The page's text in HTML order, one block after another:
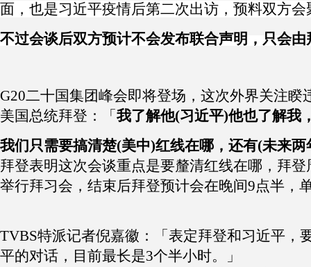
面，也是习近平疫情后第二次出访，预料双方
不过会谈后双方预计不会发布联合声明，只会
G20二十国集团峰会即将登场，这次外界关注
美国总统拜登：「 我了解他(习近平)他也了解我
我们只需要搞清楚(美中)红线在哪，还有(未来
拜登表明这次会谈重点是要釐清红线在哪，拜
举行拜习会，结束后拜登预计会在晚间9点半，
TVBS特派记者倪嘉徽：「表定拜登和习近平，
平的对话，目前最长是3个半小时。」